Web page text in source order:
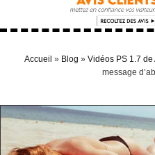
Accueil » Blog » Vidéos PS 1.7 de
message